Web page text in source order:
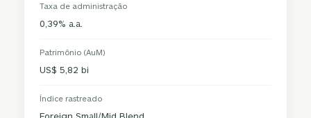
Taxa de administração
0,39% a.a.
Patrimônio (AuM)
US$ 5,82 bi
Índice rastreado